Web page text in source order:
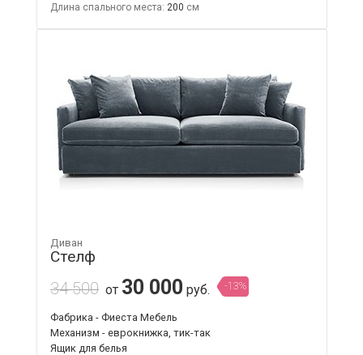
Длина спального места: 200
Диван
Стелф
34 500 от 30 000 руб. -13%
Фабрика - Фиеста Мебель
Механизм - еврокнижка, тик-так
Ящик для белья